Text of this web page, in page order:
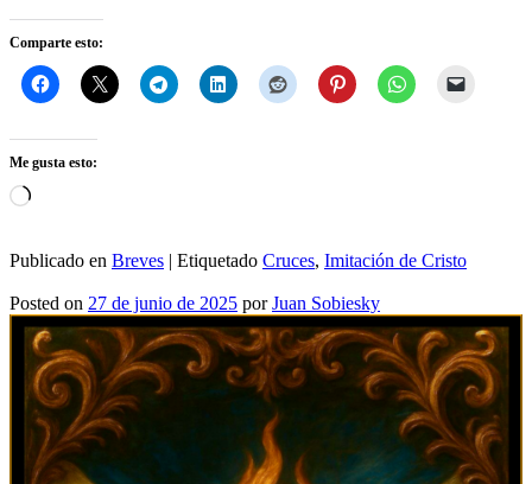
Comparte esto:
Me gusta esto:
Cargando...
Publicado en Breves | Etiquetado Cruces, Imitación de Cristo
Posted on 27 de junio de 2025 porJuan Sobiesky